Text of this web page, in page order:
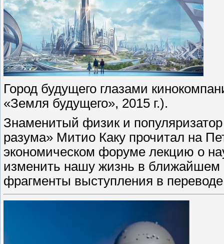
Город будущего глазами
«Земля будущего», 2015 г.).
Знаменитый физик и
разума» Митио Каку прочитал на
экономическом форуме лекцию о
изменить нашу жизнь в
фрагменты выступления в